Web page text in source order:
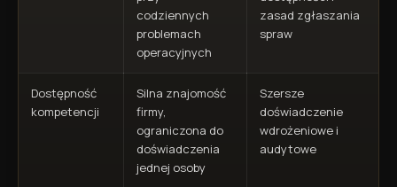
codziennych
problemach
operacyjnych
zasad zgłaszania
spraw
Dostępność
kompetencji
Silna znajomość
firmy,
ograniczona do
doświadczenia
jednej osoby
Szersze
doświadczenie
wdrożeniowe i
audytowe